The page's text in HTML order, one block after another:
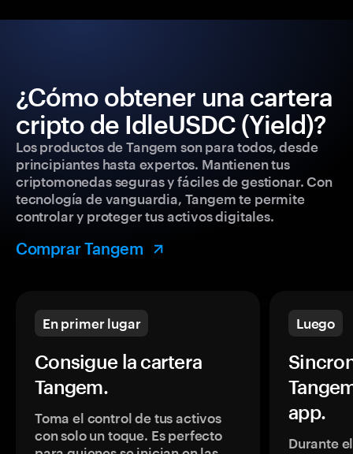
¿Cómo obtener una cartera
cripto de IdleUSDC (Yield)?
Los productos de Tangem son para todos, desde
principiantes hasta expertos. Mantienen tus
criptomonedas seguras y fáciles de gestionar. Con
tecnología de vanguardia, Tangem te permite
controlar y proteger tus activos digitales.
Comprar Tangem
En primer lugar
Consigue la cartera
Tangem.
Toma el control de tus activos
con solo un toque. Es perfecto
Luego
app.
Durante